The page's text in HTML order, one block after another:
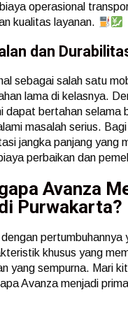
operasional
kualitas layanan.
dan
sebagai salah satu
lama di kelasnya.
dapat bertahan selama
masalah serius.
jangka panjang yang
perbaikan dan
Avanza
Purwakarta?
pertumbuhannya
khusus yang
yang sempurna. Mari
Avanza menjadi